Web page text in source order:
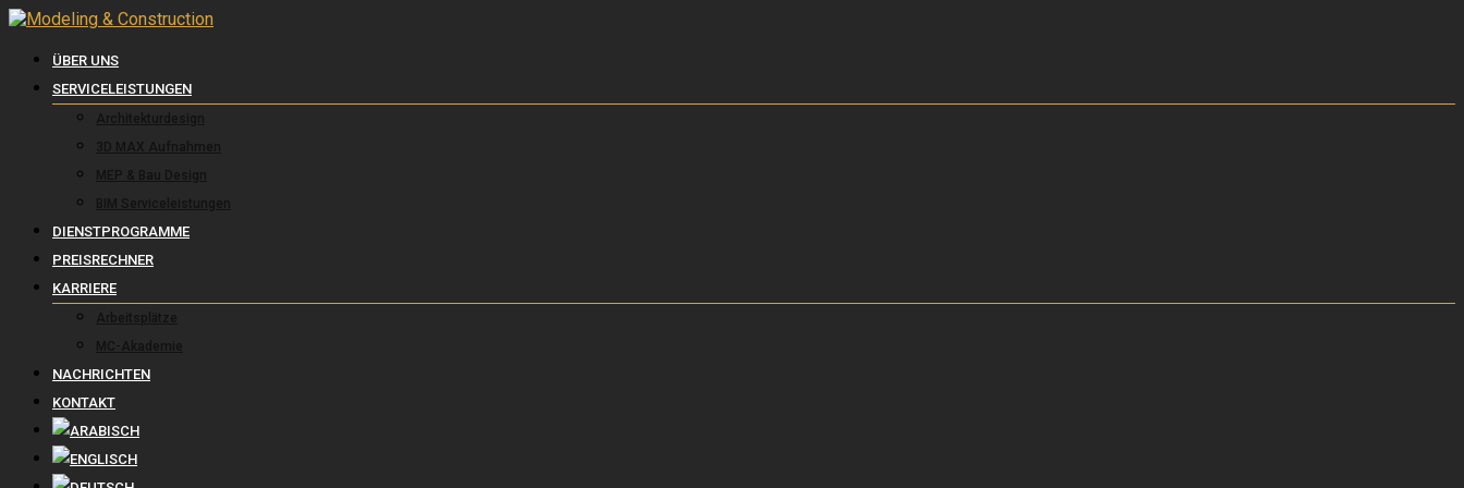
ÜBER UNS
SERVICELEISTUNGEN
DIENSTPROGRAMME
PREISRECHNER
KARRIERE
NACHRICHTEN
KONTAKT